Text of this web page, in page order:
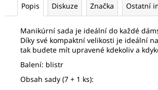
Popis Diskuze Značka Ostatní
Manikúrní sada je ideální do každé
Díky své kompaktní velikosti je ideální
tak budete mít upravené kdekoliv a
Balení: blistr
Obsah sady (7 + 1 ks):